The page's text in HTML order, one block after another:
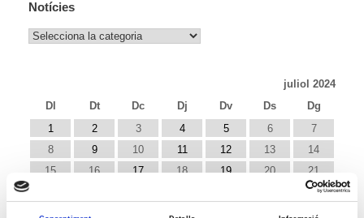
Notícies
Notícies
juliol 2024
Dl
Dt Dc Dj Dv Ds
Dg
1
2 3 4 5 6
7
8
9 10 11 12 13
14
15
16 17 18 19 20
21
28